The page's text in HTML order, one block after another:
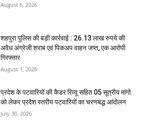
August 6, 2026
शहपुरा पुलिस की बड़ी कार्रवाई : 26.13 लाख रुपये की
अवैध अंग्रेजी शराब एवं पिकअप वाहन जप्त, एक आरोपी
गिरफ्तार
August 1, 2026
प्रदेश के पटवारियों की कैडर रिव्यू सहित 05 सूत्रीय मांगो
को लेकर प्रदेश स्तरीय पटवारियों का चरणबद्ध आंदोलन
July 30, 2026